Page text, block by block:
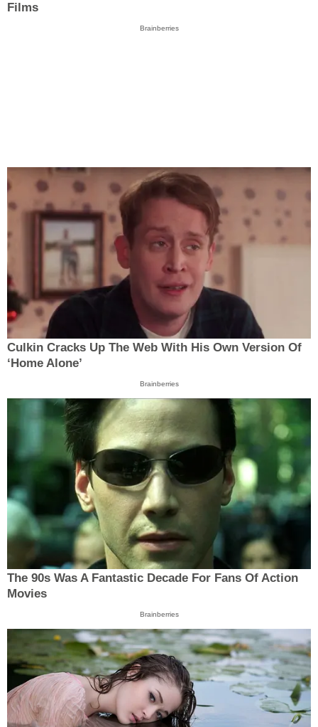
Films
Brainberries
Culkin Cracks Up The Web With His Own Version Of
‘Home Alone’
Brainberries
The 90s Was A Fantastic Decade For Fans Of Action
Movies
Brainberries